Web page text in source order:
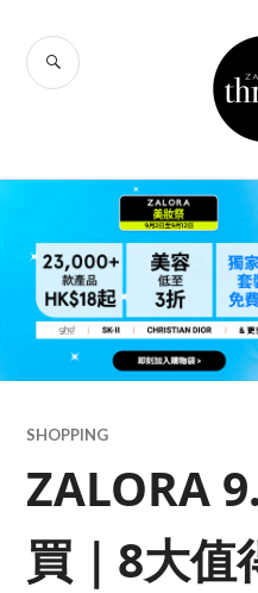
content
SEARCH
SHOPPING
ZALORA
買｜8大值